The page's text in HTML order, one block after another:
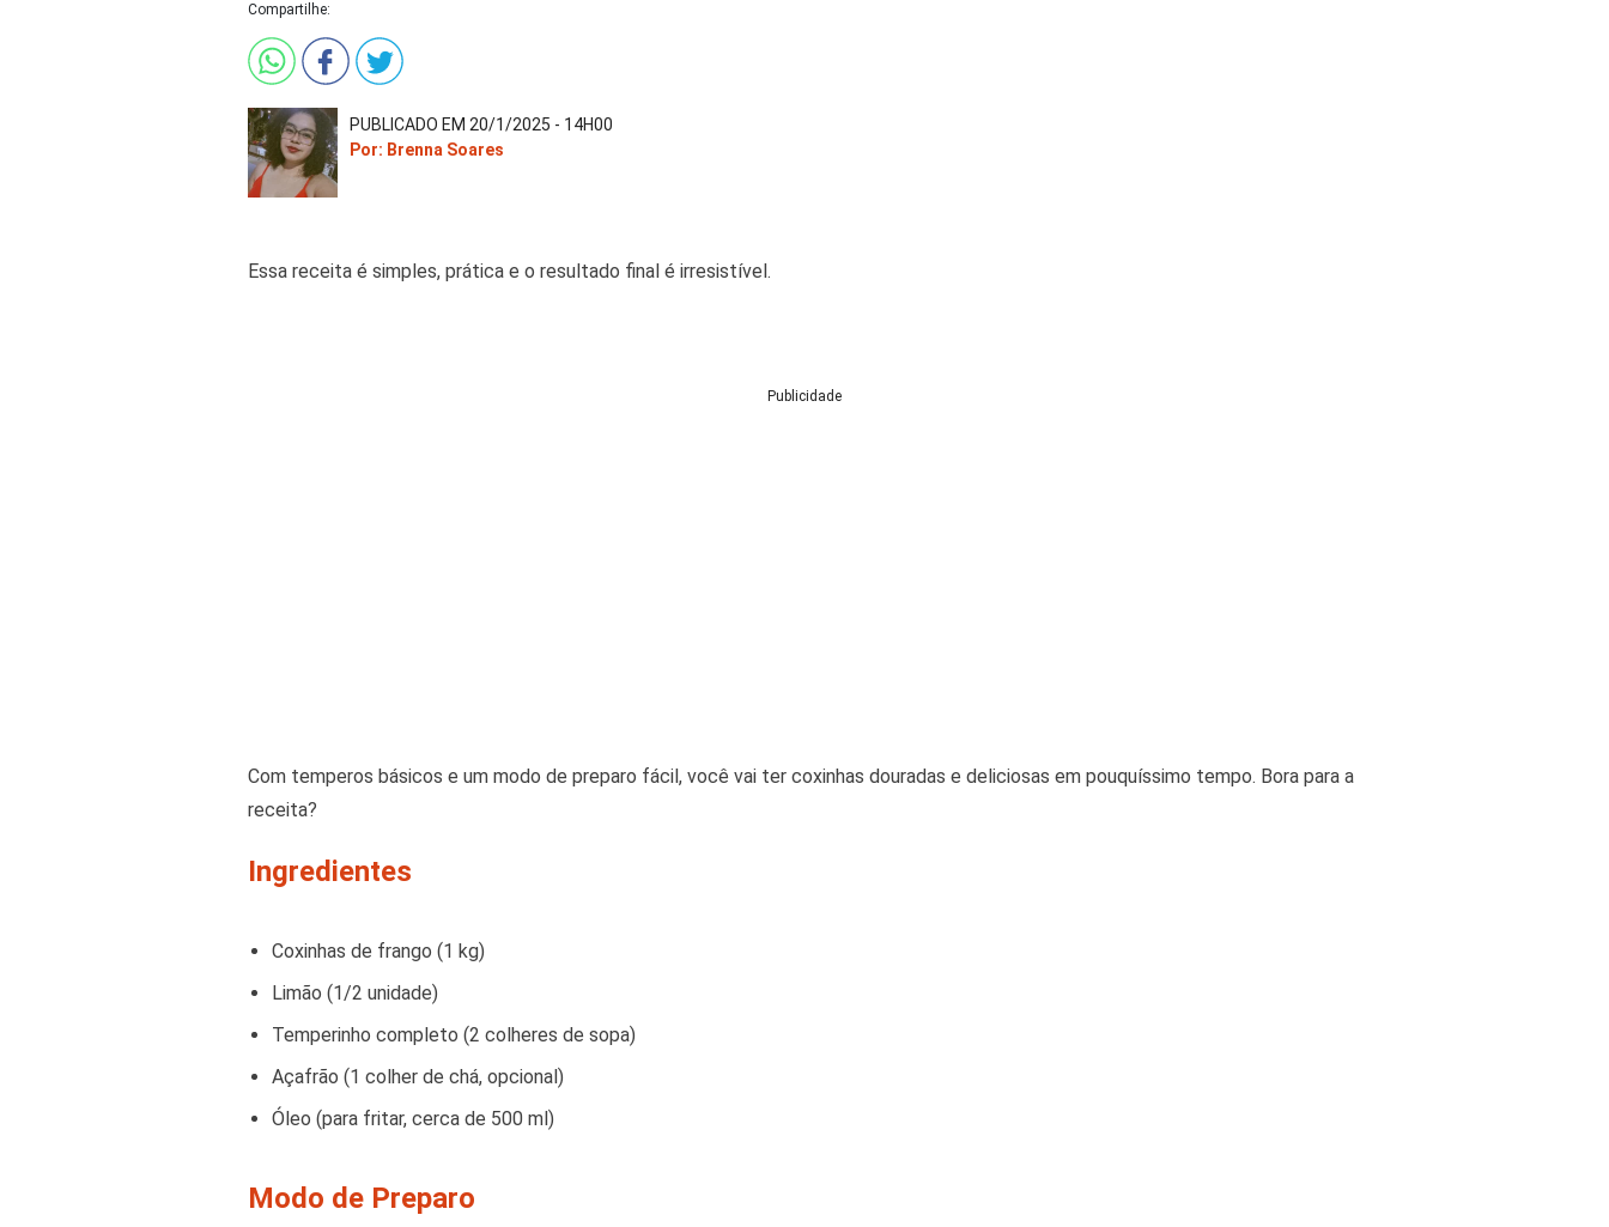
Compartilhe:
PUBLICADO EM 20/1/2025 - 14H00
Por: Brenna Soares
Essa receita é simples, prática e o resultado final é irresistível.
Publicidade
Com temperos básicos e um modo de preparo fácil, você vai ter coxinhas douradas e deliciosas em pouquíssimo tempo. Bora para a
receita?
Ingredientes
Coxinhas de frango (1 kg)
Limão (1/2 unidade)
Temperinho completo (2 colheres de sopa)
Açafrão (1 colher de chá, opcional)
Óleo (para fritar, cerca de 500 ml)
Modo de Preparo